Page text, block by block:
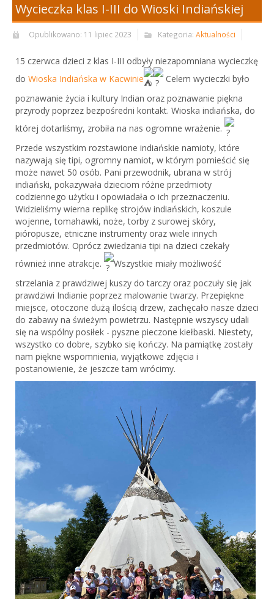
Wycieczka klas I-III do Wioski Indiańskiej
Opublikowano: 11 lipiec 2023 Kategoria: Aktualności
15 czerwca dzieci z klas I-III odbyły niezapomniana wycieczkę
do Wioska Indiańska w Kacwinie
Celem wycieczki było
poznawanie życia i kultury Indian oraz poznawanie piękna
przyrody poprzez bezpośredni kontakt. Wioska indiańska, do
której dotarliśmy, zrobiła na nas ogromne wrażenie.
Przede wszystkim rozstawione indiańskie namioty, które
nazywają się tipi, ogromny namiot, w którym pomieścić się
może nawet 50 osób. Pani przewodnik, ubrana w strój
indiański, pokazywała dzieciom różne przedmioty
codziennego użytku i opowiadała o ich przeznaczeniu.
Widzieliśmy wierna replikę strojów indiańskich, koszule
wojenne, tomahawki, noże, torby z surowej skóry,
pióropusze, etniczne instrumenty oraz wiele innych
przedmiotów. Oprócz zwiedzania tipi na dzieci czekały
również inne atrakcje.
Wszystkie miały możliwość
strzelania z prawdziwej kuszy do tarczy oraz poczuły się jak
prawdziwi Indianie poprzez malowanie twarzy. Przepiękne
miejsce, otoczone dużą ilością drzew, zachęcało nasze dzieci
do zabawy na świeżym powietrzu. Następnie wszyscy udali
się na wspólny posiłek - pyszne pieczone kiełbaski. Niestety,
wszystko co dobre, szybko się kończy. Na pamiątkę zostały
nam piękne wspomnienia, wyjątkowe zdjęcia i
postanowienie, że jeszcze tam wrócimy.